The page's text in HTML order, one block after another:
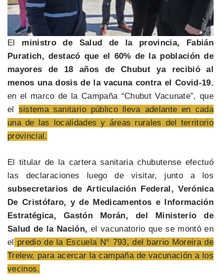
El ministro de Salud de la provincia, Fabián
Puratich, destacó que el 60% de la población de
mayores de 18 años de Chubut ya recibió al
menos una dosis de la vacuna contra el Covid-19,
en el marco de la Campaña “Chubut Vacunate”, que
el sistema sanitario público lleva adelante en cada
una de las localidades y áreas rurales del territorio
provincial.
El titular de la cartera sanitaria chubutense efectuó
las declaraciones luego de visitar, junto a los
subsecretarios de Articulación Federal, Verónica
De Cristófaro, y de Medicamentos e Información
Estratégica, Gastón Morán, del Ministerio de
Salud de la Nación, el vacunatorio que se montó en
el predio de la Escuela N° 793, del barrio Moreira de
Trelew, para acercar la campaña de vacunación a los
vecinos.